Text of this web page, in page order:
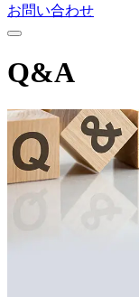
お問い合わせ
Q&A